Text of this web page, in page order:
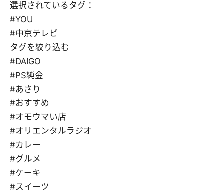
選択されているタグ：
#YOU
#中京テレビ
タグを絞り込む
#DAIGO
#PS純金
#あさり
#おすすめ
#オモウマい店
#オリエンタルラジオ
#カレー
#グルメ
#ケーキ
#スイーツ